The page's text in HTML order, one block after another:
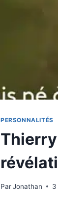
PERSONNALITÉS
Thierry
ParJonathan 3